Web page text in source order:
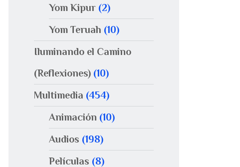
Yom Kipur (2)
Yom Teruah (10)
Iluminando el Camino
(Reflexiones) (10)
Multimedia (454)
Animación (10)
Audios (198)
Películas (8)